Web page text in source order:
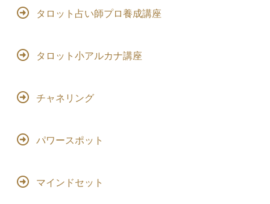
タロット占い師プロ養成講座
タロット小アルカナ講座
チャネリング
パワースポット
マインドセット